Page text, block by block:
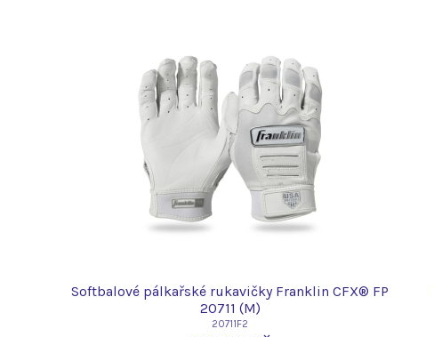
Softbalové pálkařské rukavičky Franklin CFX® FP
20711 (M)
20711F2